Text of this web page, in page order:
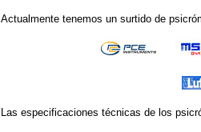
Actualmente tenemos un surtido de
Las especificaciones técnicas de los